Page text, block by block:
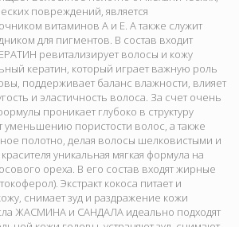
повреждений, является
витаминов А и Е. А также служит
для пигментов. В состав входит
ревитализирует волосы и кожу
кератин, который играет важную роль
поддерживает баланс влажности, влияет
и эластичность волоса. За счет очень
проникает глубоко в структуру
уменьшению пористости волос, а также
полотно, делая волосы шелковистыми и
уникальная мягкая формула на
ореха. В его состав входят жирные
Экстракт кокоса питает и
снимает зуд и раздражение кожи
ЖАСМИНА и САНДАЛА идеально подходят